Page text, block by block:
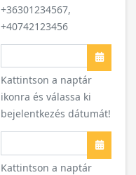
+36301234567,
+40742123456
Naptár
Kattintson a naptár
ikonra és válassa ki
bejelentkezés dátumát!
Naptár
Kattintson a naptár